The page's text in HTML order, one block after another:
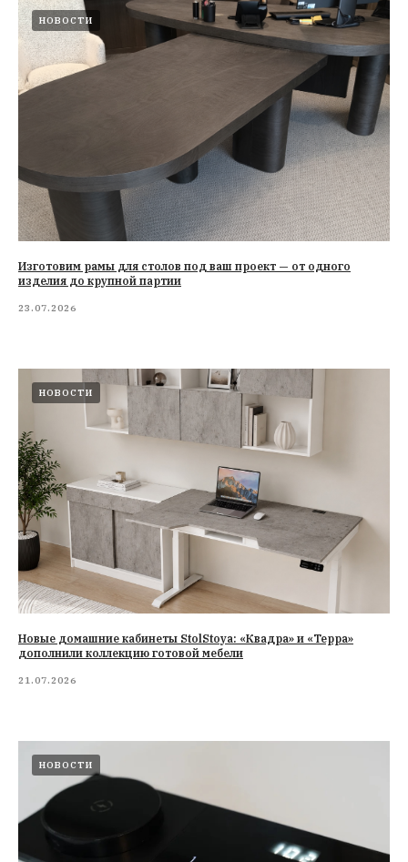
НОВОСТИ
Изготовим рамы для столов под ваш проект — от одного
изделия до крупной партии
23.07.2026
НОВОСТИ
Новые домашние кабинеты StolStoya: «Квадра» и «Терра»
дополнили коллекцию готовой мебели
21.07.2026
НОВОСТИ